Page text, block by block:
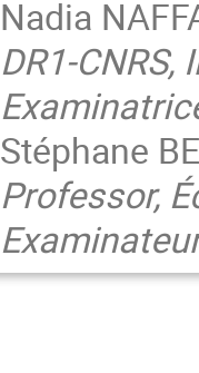
Nadia
DR1-
Stéphane
Professor,